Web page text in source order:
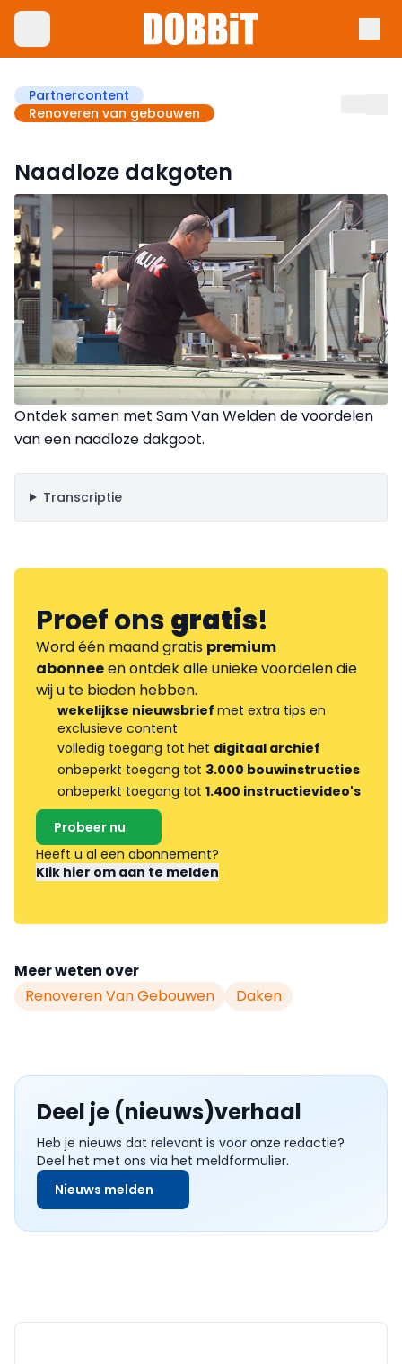
Partnercontent
Renoveren van gebouwen
Naadloze dakgoten
Ontdek samen met Sam Van Welden de voordelen
van een naadloze dakgoot.
Transcriptie
Proef onsgratis!
Word één maand gratis premium
abonneeen ontdek alle unieke voordelen die
wij u te bieden hebben.
wekelijkse nieuwsbrief met extra tips en
exclusieve content
volledig toegang tot het digitaal archief
onbeperkt toegang tot 3.000 bouwinstructies
onbeperkt toegang tot 1.400 instructievideo's
Probeer nu
Heeft u al een abonnement?
Klik hier om aan te melden
Meer weten over
Renoveren Van Gebouwen
Daken
Deel je (nieuws)verhaal
Heb je nieuws dat relevant is voor onze redactie?
Deel het met ons via het meldformulier.
Nieuws melden